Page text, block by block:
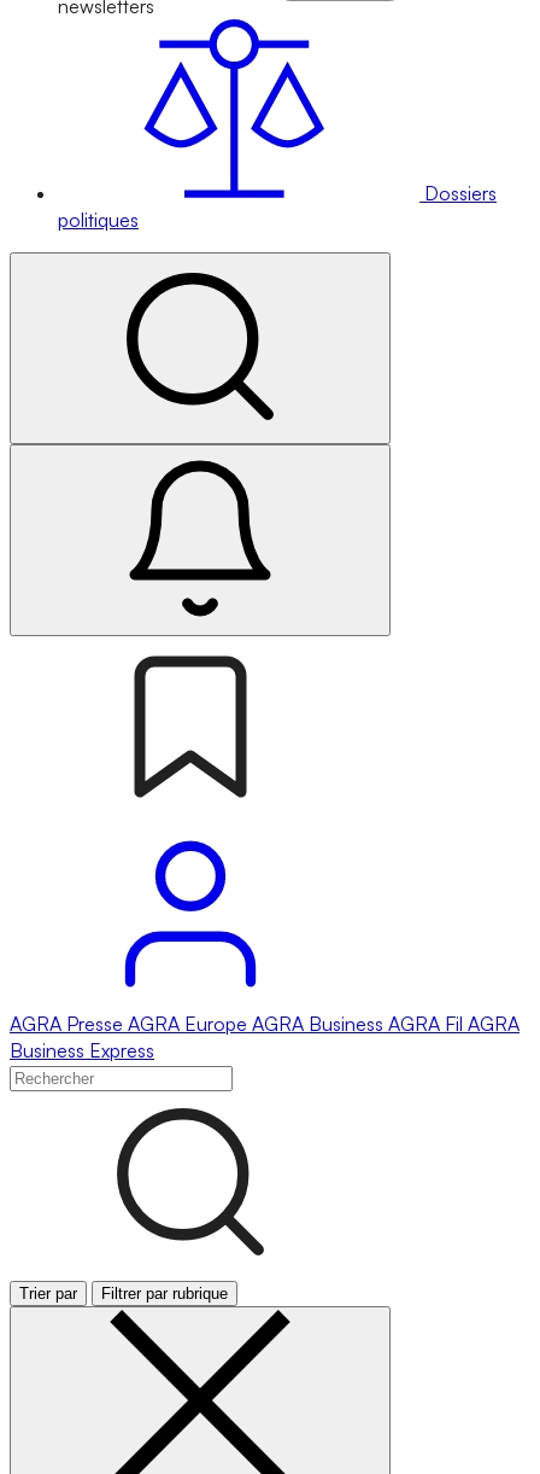
newsletters
Dossiers
politiques
AGRA Presse AGRA Europe AGRA Business AGRA Fil AGRA
Business Express
Trier par Filtrer par rubrique